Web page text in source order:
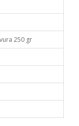
250 gr